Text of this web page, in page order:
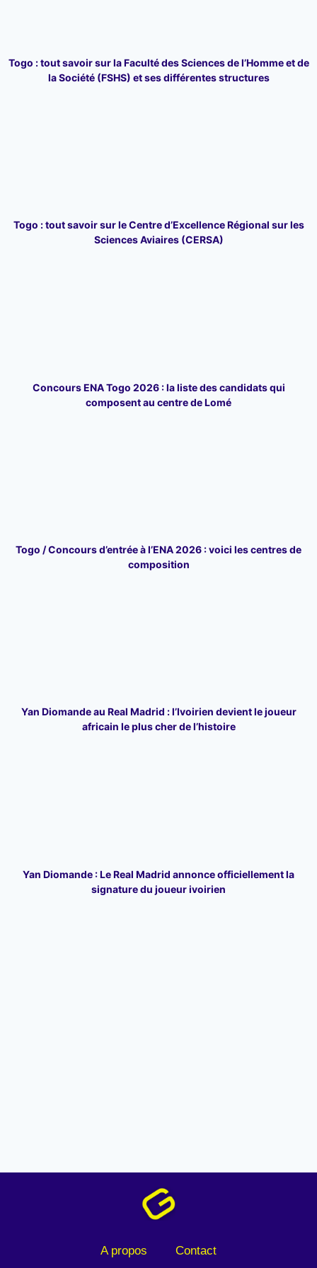
Togo : tout savoir sur la Faculté des Sciences de l’Homme et de
la Société (FSHS) et ses différentes structures
Togo : tout savoir sur le Centre d’Excellence Régional sur les
Sciences Aviaires (CERSA)
Concours ENA Togo 2026 : la liste des candidats qui
composent au centre de Lomé
Togo / Concours d’entrée à l’ENA 2026 : voici les centres de
composition
Yan Diomande au Real Madrid : l’Ivoirien devient le joueur
africain le plus cher de l’histoire
Yan Diomande : Le Real Madrid annonce officiellement la
signature du joueur ivoirien
A propos Contact